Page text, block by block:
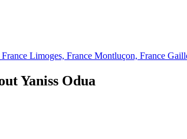
Limoges, France Montluçon, France
Yaniss Odua